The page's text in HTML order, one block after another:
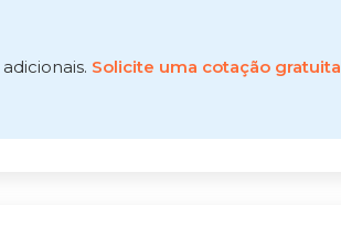
Solicite uma cotação gratuita